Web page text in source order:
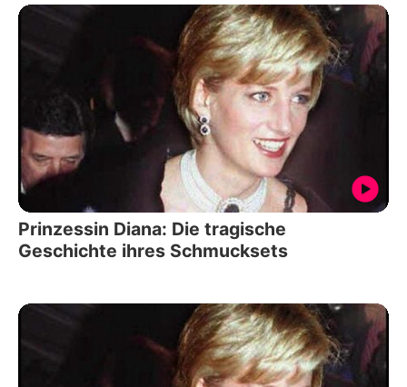
Prinzessin Diana: Die tragische
Geschichte ihres Schmucksets